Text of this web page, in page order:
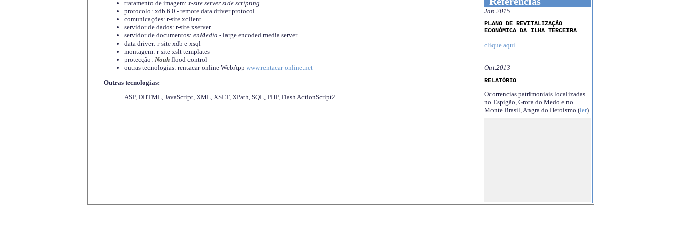
tratamento de imagem: r-site server side scripting
protocolo: xdb 6.0 - remote data driver protocol
comunicações: r-site xclient
servidor de dados: r-site xserver
servidor de documentos: enMedia - large encoded media server
data driver: r-site xdb e xsql
montagem: r-site xslt templates
protecção: Noahflood control
outras tecnologias: rentacar-online WebApp www.rentacar-online.net
Outras tecnologias:
ASP, DHTML, JavaScript, XML, XSLT, XPath, SQL, PHP, Flash ActionScript2
Jan.2015
PLANO DE REVITALIZAÇÃO
ECONÓMICA DA ILHA TERCEIRA
clique aqui
Out.2013
RELATÓRIO
Ocorrencias patrimoniais localizadas
no Espigão, Grota do Medo e no
Monte Brasil, Angra do Heroísmo (ler)